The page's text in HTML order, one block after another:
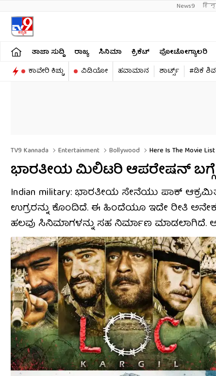
News9
ತಾಜಾ ಸುದ್ದಿ ರಾಜ್ಯ ಸಿನಿಮಾ ಕ್ರಿಕೆಟ್​ ಫೋಟೋಗ್ಯಾಲರಿ
ಕಾವೇರಿ ಕಿಚ್ಚು
ವಿಡಿಯೋ ಹವಾಮಾನ ಶಾರ್ಟ್ಸ್​ #ಡಿಕೆ
TV9 Kannada Entertainment Bollywood Here Is The Movie
ಭಾರತೀಯ ಮಿಲಿಟರಿ ಆಪರೇಷನ್
Indian military: ಭಾರತೀಯ ಸೇನೆಯು ಪಾಕ್
ಉಗ್ರರನ್ನು ಕೊಂದಿದೆ. ಈ ಹಿಂದೆಯೂ ಇದೇ ರೀತಿ
ಹಲವು ಸಿನಿಮಾಗಳನ್ನು ಸಹ ನಿರ್ಮಾಣ ಮಾಡಲಾಗಿದೆ.